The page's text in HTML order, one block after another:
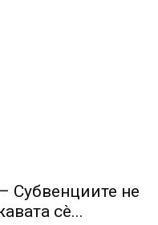
Субвенциите не
сè...